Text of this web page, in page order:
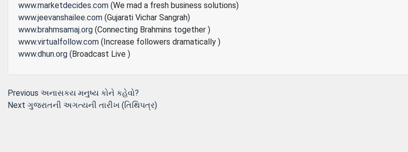
www.marketdecides.com (We mad a fresh business solutions)
www.jeevanshailee.com (Gujarati Vichar Sangrah)
www.brahmsamaj.org (Connecting Brahmins together )
www.virtualfollow.com (Increase followers dramatically )
www.dhun.org (Broadcast Live )
Post
navigation
Previous Previous
post:
અનાસકય મનુષ્ય કોને કહેવો?
Next Next
ગુજરાતની અગત્યની તારીખ (તિથિપત્ર)